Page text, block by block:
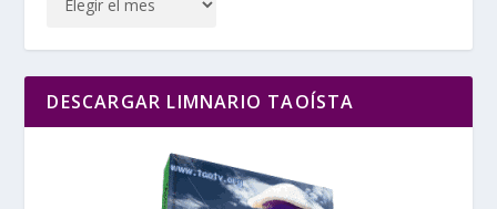
DESCARGAR LIMNARIO TAOÍSTA